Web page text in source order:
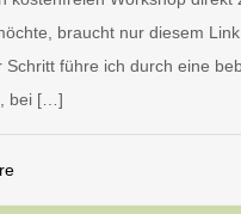
braucht nur diesem
Schritt führe ich durch eine
bei […]